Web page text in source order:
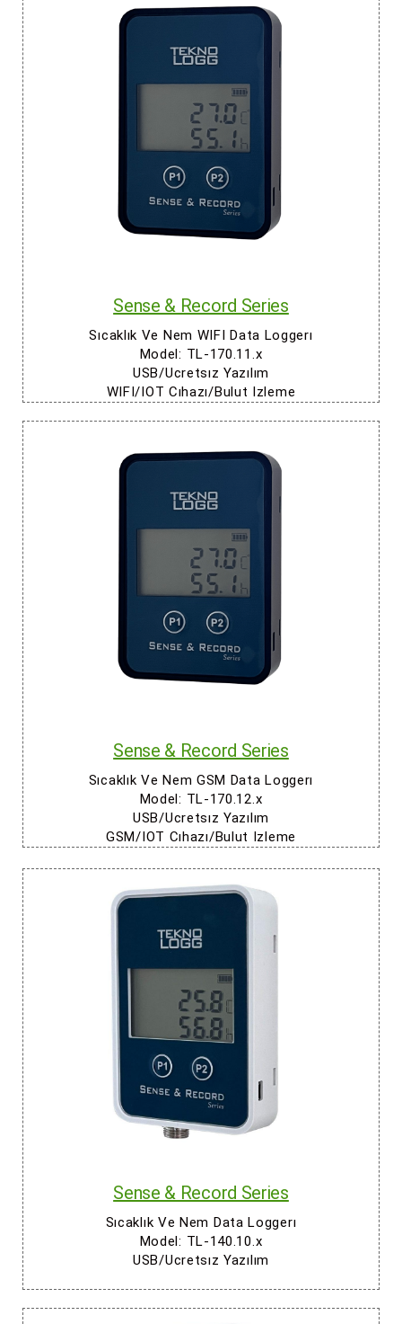
Sense & Record Series
Sıcaklık Ve Nem WIFI Data Loggerı
Model: TL-170.11.x
USB/Ucretsız Yazılım
WIFI/IOT Cıhazı/Bulut Izleme
Sense & Record Series
Sıcaklık Ve Nem GSM Data Loggerı
Model: TL-170.12.x
USB/Ucretsız Yazılım
GSM/IOT Cıhazı/Bulut Izleme
Sense & Record Series
Sıcaklık Ve Nem Data Loggerı
Model: TL-140.10.x
USB/Ucretsız Yazılım